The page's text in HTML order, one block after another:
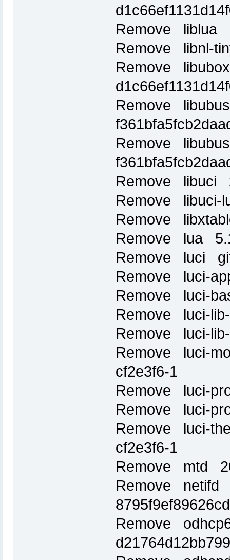
Remove liblua
Remove libnl-
Remove
Remove
Remove
Remove libuci
Remove libuci-
Remove
Remove lua
Remove luci
Remove luci-
Remove luci-
Remove luci-
Remove luci-
Remove luci-
cf2e3f6-1
Remove luci-
Remove luci-
Remove luci-
cf2e3f6-1
Remove mtd
Remove netifd
Remove